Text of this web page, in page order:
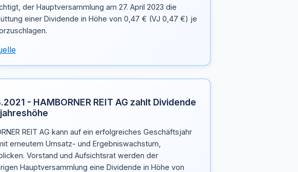
der Hauptversammlung am 27. April 2023 die
einer Dividende in Höhe von 0,47 € (VJ 0,47 €) je
- HAMBORNER REIT AG zahlt Dividende
REIT AG kann auf ein erfolgreiches Geschäftsjahr
erneutem Umsatz- und Ergebniswachstum,
Vorstand und Aufsichtsrat werden der
Hauptversammlung eine Dividende in Höhe von